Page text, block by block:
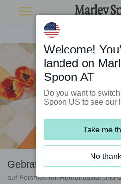
Gebratenes Bio-
auf Pommes mit Romanasalat und
Welcome!
landed on
Spoon AT
Do you want to
Spoon US to see our
Take me
No